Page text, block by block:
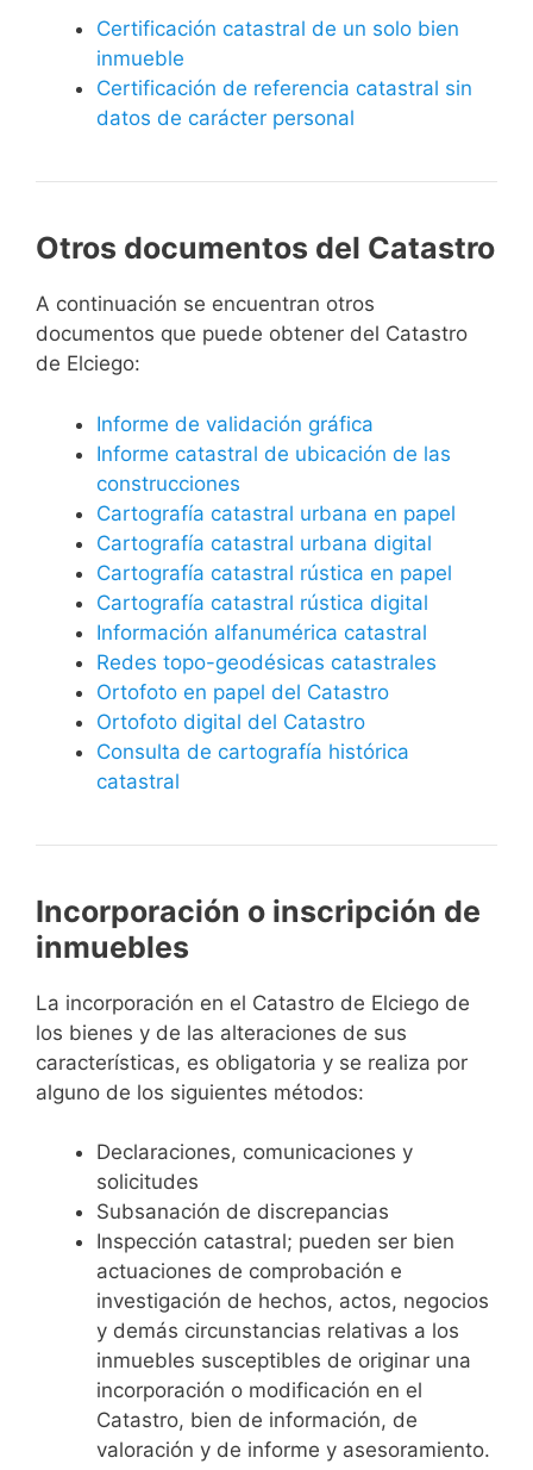
Certificación catastral de un solo bien
inmueble
Certificación de referencia catastral sin
datos de carácter personal
Otros documentos del Catastro
A continuación se encuentran otros
documentos que puede obtener del Catastro
de Elciego:
Informe de validación gráfica
Informe catastral de ubicación de las
construcciones
Cartografía catastral urbana en papel
Cartografía catastral urbana digital
Cartografía catastral rústica en papel
Cartografía catastral rústica digital
Información alfanumérica catastral
Redes topo-geodésicas catastrales
Ortofoto en papel del Catastro
Ortofoto digital del Catastro
Consulta de cartografía histórica
catastral
Incorporación o inscripción de
inmuebles
La incorporación en el Catastro de Elciego de
los bienes y de las alteraciones de sus
características, es obligatoria y se realiza por
alguno de los siguientes métodos:
Declaraciones, comunicaciones y
solicitudes
Subsanación de discrepancias
Inspección catastral; pueden ser bien
actuaciones de comprobación e
investigación de hechos, actos, negocios
y demás circunstancias relativas a los
inmuebles susceptibles de originar una
incorporación o modificación en el
Catastro, bien de información, de
valoración y de informe y asesoramiento.